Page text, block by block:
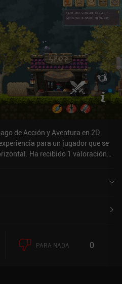
dedicarnos a otras actividades,
decorar nuestra casa, luchar
carreras de obstáculos,
o conducir un
contra iracundos behemoths
que hacer. Ogu and the
primera región, tras la cual se
por 5,49 $ cada una o 24,99 $ en
horas de juego muy variado que
de Acción y Aventura en 2D
para un jugador que se
Ha recibido 1 valoración
PARA NADA 0